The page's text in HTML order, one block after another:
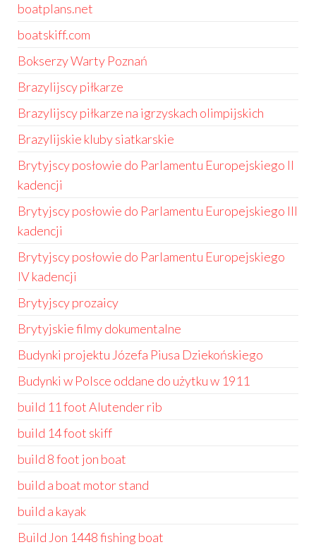
boatplans.net
boatskiff.com
Bokserzy Warty Poznań
Brazylijscy piłkarze
Brazylijscy piłkarze na igrzyskach olimpijskich
Brazylijskie kluby siatkarskie
Brytyjscy posłowie do Parlamentu Europejskiego II
kadencji
Brytyjscy posłowie do Parlamentu Europejskiego III
kadencji
Brytyjscy posłowie do Parlamentu Europejskiego
IV kadencji
Brytyjscy prozaicy
Brytyjskie filmy dokumentalne
Budynki projektu Józefa Piusa Dziekońskiego
Budynki w Polsce oddane do użytku w 1911
build 11 foot Alutender rib
build 14 foot skiff
build 8 foot jon boat
build a boat motor stand
build a kayak
Build Jon 1448 fishing boat